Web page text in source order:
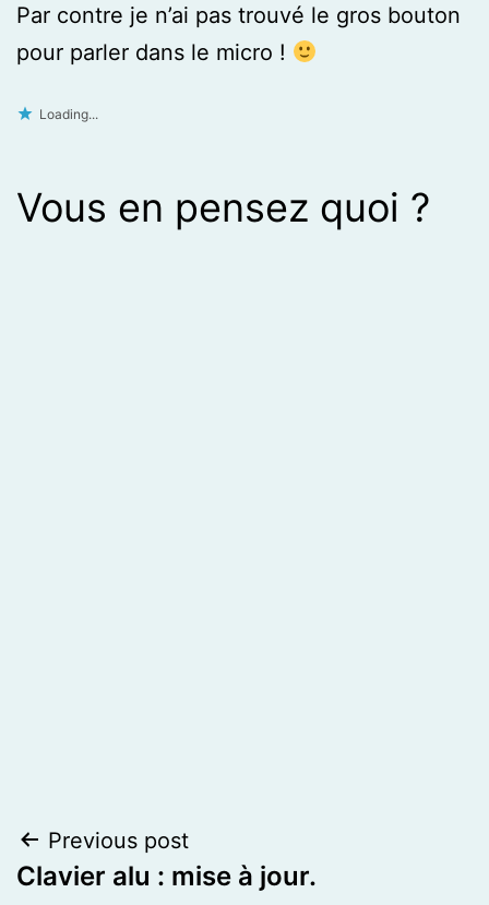
Par contre je n’ai pas trouvé le gros bouton
pour parler dans le micro !
Loading...
Vous en pensez quoi ?
Post
Previous post
Clavier alu : mise à jour.